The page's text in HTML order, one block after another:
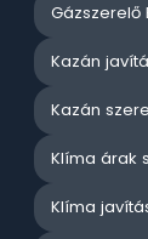
Gázszerelő
Kazán
Kazán
Klíma árak
Klíma